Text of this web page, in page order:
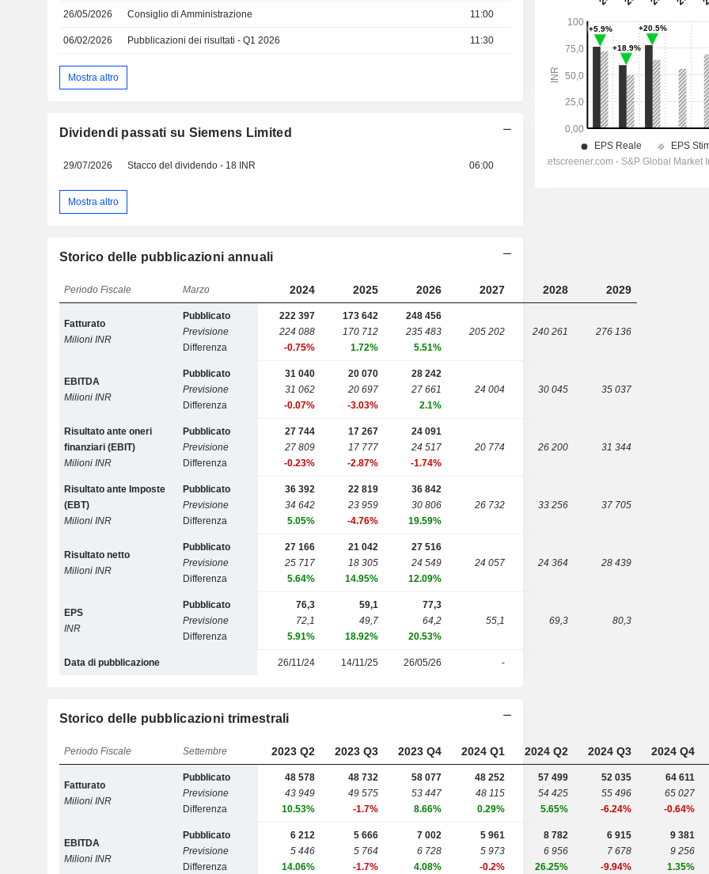
26/05/2026 Consiglio di Amministrazione 11:00
06/02/2026 Pubblicazioni dei risultati - Q1 2026 11:30
Mostra altro
Dividendi passati su Siemens Limited
29/07/2026 Stacco del dividendo - 18 INR 06:00
Mostra altro
Storico delle pubblicazioni annuali
Periodo Fiscale Marzo 2024 2025 2026 2027 2028 2029
Fatturato
Milioni INR
Pubblicato
Previsione
Differenza
222 397
224 088
-0.75%
173 642
170 712
1.72%
248 456
235 483
5.51%
205 202 240 261 276 136
EBITDA
Milioni INR
Pubblicato
Previsione
Differenza
31 040
31 062
-0.07%
20 070
20 697
-3.03%
28 242
27 661
2.1%
24 004 30 045 35 037
Risultato ante oneri
finanziari (EBIT)
Milioni INR
Pubblicato
Previsione
Differenza
27 744
27 809
-0.23%
17 267
17 777
-2.87%
24 091
24 517
-1.74%
20 774 26 200 31 344
Risultato ante Imposte
(EBT)
Milioni INR
Pubblicato
Previsione
Differenza
36 392
34 642
5.05%
22 819
23 959
-4.76%
36 842
30 806
19.59%
26 732 33 256 37 705
Risultato netto
Milioni INR
Pubblicato
Previsione
Differenza
27 166
25 717
5.64%
21 042
18 305
14.95%
27 516
24 549
12.09%
24 057 24 364 28 439
EPS
INR
Pubblicato
Previsione
Differenza
76,3
72,1
5.91%
59,1
49,7
18.92%
77,3
64,2
20.53%
55,1 69,3 80,3
Data di pubblicazione 26/11/24 14/11/25 26/05/26 -
Storico delle pubblicazioni trimestrali
Periodo Fiscale Settembre 2023 Q2 2023 Q3 2023 Q4 2024 Q1 2024 Q2 2024 Q3 2024 Q4
Fatturato
Milioni INR
Pubblicato
Previsione
Differenza
48 578
43 949
10.53%
48 732
49 575
-1.7%
58 077
53 447
8.66%
48 252
48 115
0.29%
57 499
54 425
5.65%
52 035
55 496
-6.24%
64 611
65 027
-0.64%
EBITDA
Milioni INR
Pubblicato
Previsione
Differenza
6 212
5 446
14.06%
5 666
5 764
-1.7%
7 002
6 728
4.08%
5 961
5 973
-0.2%
8 782
6 956
26.25%
6 915
7 678
-9.94%
9 381
9 256
1.35%